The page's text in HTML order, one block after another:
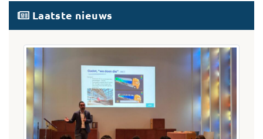
Laatste nieuws